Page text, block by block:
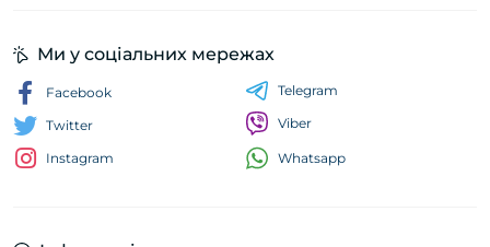
Ми у соціальних мережах
Facebook
Twitter
Instagram
Telegram
Viber
Whatsapp